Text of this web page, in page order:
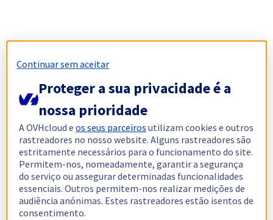
Continuar sem aceitar
Proteger a sua privacidade é a
nossa prioridade
A OVHcloud eos seus parceiros utilizam cookies e outros
rastreadores no nosso website. Alguns rastreadores são
estritamente necessários para o funcionamento do site.
Permitem-nos, nomeadamente, garantir a segurança
do serviço ou assegurar determinadas funcionalidades
essenciais. Outros permitem-nos realizar medições de
audiência anónimas. Estes rastreadores estão isentos de
consentimento.